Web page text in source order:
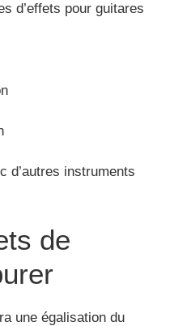
d’effets pour guitares
d’autres instruments
de
une égalisation du